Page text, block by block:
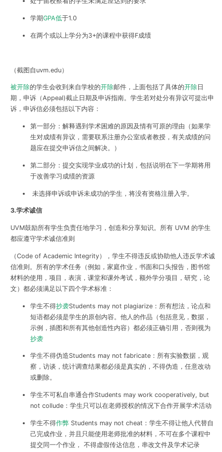
学期GPA低于1.0
在两个或以上学分为3+的课程中获得F成绩
（截图自uvm.edu）
被开除的学生会收到来自学校的开除邮件，上面包括了具体的开除日
期，申诉（Appeal)截止日期及申诉指南。学生若对处分有异议可提出申
诉，申诉信必须包括以下内容：
第一部分：解释遇到学术困难的原因及情有可原的理由（如果学
生对成绩有异议，需要联系注册办公室或者教授，有关成绩的问
题应在提交申诉信之间解决。）
第二部分：提交实现学业成功的计划，包括说明在下一学期将用
于改善学习成绩的资源
未选择申诉或申诉未成功的学生，将没有资格注册入学。
3.学术诚信
UVM鼓励所有学生负责任地学习，创造和分享知识。所有 UVM 的学生
都应遵守学术诚信准则
（Code of Academic Integrity），学生不得违反或协助他人违反学术诚
信准则。所有的学术任务（例如，家庭作业，书面和口头报告，图书馆
材料的使用，项目，表演，课堂和课外考试，额外学分项目，研究，论
文）都必须满足以下四个学术标准：
学生不得抄袭Students may not plagiarize：所有想法，论点和
短语都必须是学生的原创内容。他人的作品（包括意见，数据，
示例，插图和所有其他创造性内容）都必须正确引用，否则视为
抄袭
学生不得伪造Students may not fabricate：所有实验数据，观
察，访谈，统计调查结果都必须是真实的，不得伪造，任意改动
或删除。
学生不可私自串通合作Students may work cooperatively, but
not collude：学生只可以在老师授权的情况下合作开展学术活动
学生不得作弊Students may not cheat：学生不得让他人代替自
己完成作业，并且只能使用老师批准的材料，不可在多个课程中
提交同一个作业， 不得虚假传达信息，串改文件及学术记录